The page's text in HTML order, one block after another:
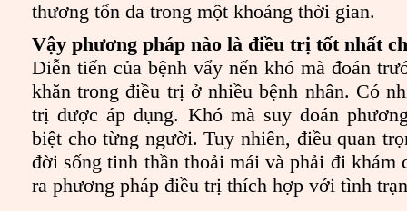
thương tổn da trong một khoảng thời gian.
Vậy phương pháp nào là điều trị tốt nhất
Diễn tiến của bệnh vẩy nến khó mà đoán
khăn trong điều trị ở nhiều bệnh nhân. Có
trị được áp dụng. Khó mà suy đoán
biệt cho từng người. Tuy nhiên, điều quan
đời sống tinh thần thoải mái và phải đi khám
ra phương pháp điều trị thích hợp với tình